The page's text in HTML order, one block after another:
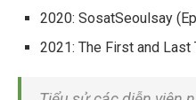
2020: SosatSeoulsay
2021: The First and Last